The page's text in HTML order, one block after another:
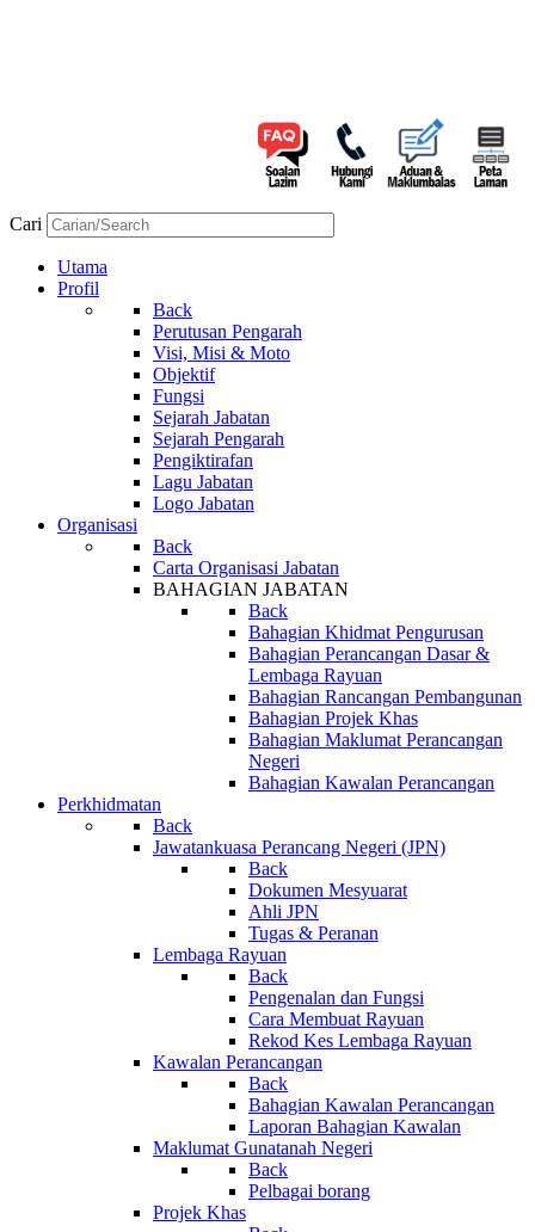
Cari
Utama
Profil
Back
Perutusan Pengarah
Visi, Misi & Moto
Objektif
Fungsi
Sejarah Jabatan
Sejarah Pengarah
Pengiktirafan
Lagu Jabatan
Logo Jabatan
Organisasi
Back
Carta Organisasi Jabatan
BAHAGIAN JABATAN
Back
Bahagian Khidmat Pengurusan
Bahagian Perancangan Dasar &
Lembaga Rayuan
Bahagian Rancangan Pembangunan
Bahagian Projek Khas
Bahagian Maklumat Perancangan
Negeri
Bahagian Kawalan Perancangan
Perkhidmatan
Back
Jawatankuasa Perancang Negeri (JPN)
Back
Dokumen Mesyuarat
Ahli JPN
Tugas & Peranan
Lembaga Rayuan
Back
Pengenalan dan Fungsi
Cara Membuat Rayuan
Rekod Kes Lembaga Rayuan
Kawalan Perancangan
Back
Bahagian Kawalan Perancangan
Laporan Bahagian Kawalan
Maklumat Gunatanah Negeri
Back
Pelbagai borang
Projek Khas